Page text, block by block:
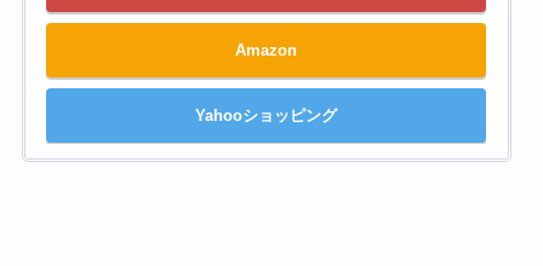
Amazon
Yahooショッピング